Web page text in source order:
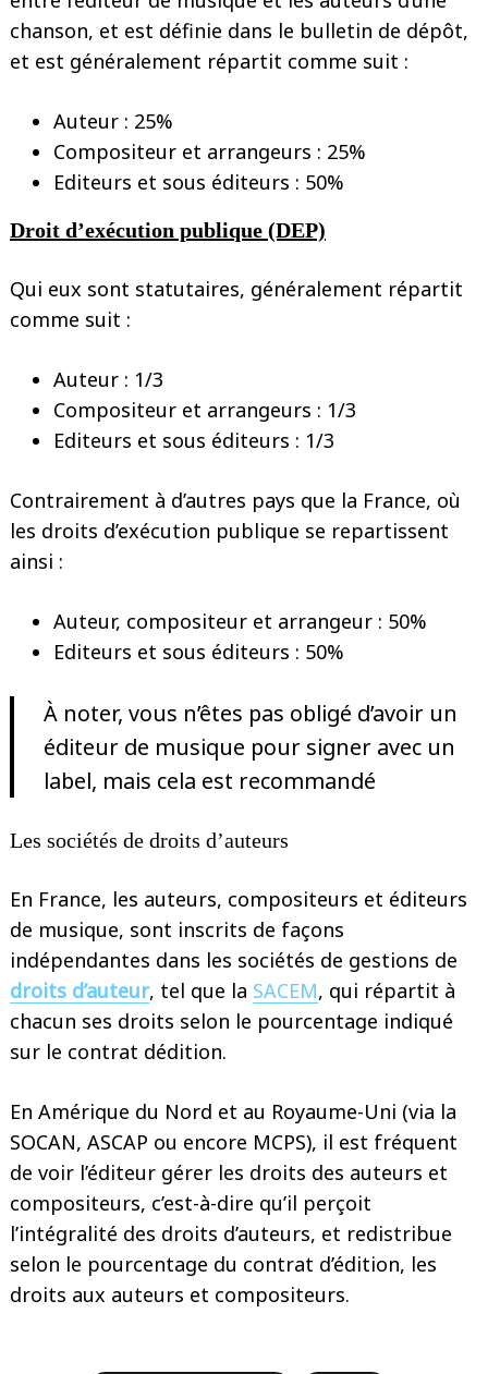
chanson, et est définie dans le bulletin de dépôt,
et est généralement répartit comme suit :
Auteur : 25%
Compositeur et arrangeurs : 25%
Editeurs et sous éditeurs : 50%
Droit d’exécution publique (DEP)
Qui eux sont statutaires, généralement répartit
comme suit :
Auteur : 1/3
Compositeur et arrangeurs : 1/3
Editeurs et sous éditeurs : 1/3
Contrairement à d’autres pays que la France, où
les droits d’exécution publique se repartissent
ainsi :
Auteur, compositeur et arrangeur : 50%
Editeurs et sous éditeurs : 50%
À noter, vous n’êtes pas obligé d’avoir un
éditeur de musique pour signer avec un
label, mais cela est recommandé
Les sociétés de droits d’auteurs
En France, les auteurs, compositeurs et éditeurs
de musique, sont inscrits de façons
indépendantes dans les sociétés de gestions de
droits d’auteur, tel que la SACEM, qui répartit à
chacun ses droits selon le pourcentage indiqué
sur le contrat dédition.
En Amérique du Nord et au Royaume-Uni (via la
SOCAN, ASCAP ou encore MCPS), il est fréquent
de voir l’éditeur gérer les droits des auteurs et
compositeurs, c’est-à-dire qu’il perçoit
l’intégralité des droits d’auteurs, et redistribue
selon le pourcentage du contrat d’édition, les
droits aux auteurs et compositeurs.